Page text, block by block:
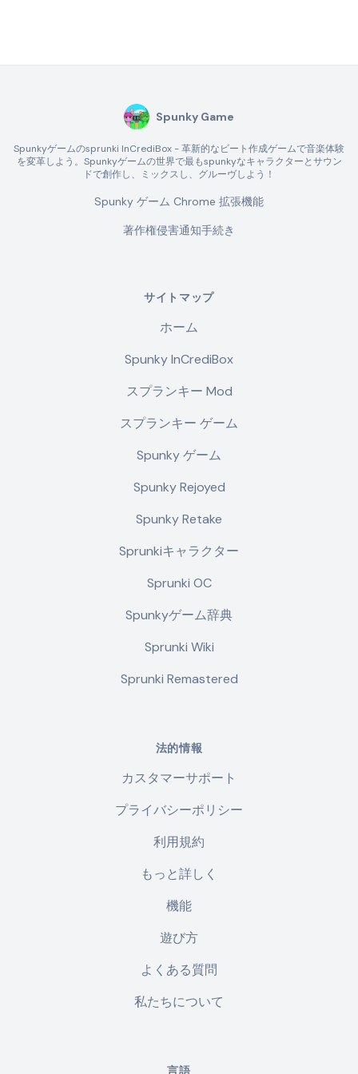
Spunky Game
Spunkyゲームのsprunki InCrediBox - 革新的なビート作成ゲームで音楽体験
を変革しよう。Spunkyゲームの世界で最もspunkyなキャラクターとサウン
ドで創作し、ミックスし、グルーヴしよう！
Spunky ゲーム Chrome 拡張機能
著作権侵害通知手続き
サイトマップ
ホーム
Spunky InCrediBox
スプランキー Mod
スプランキー ゲーム
Spunky ゲーム
Spunky Rejoyed
Spunky Retake
Sprunkiキャラクター
Sprunki OC
Spunkyゲーム辞典
Sprunki Wiki
Sprunki Remastered
法的情報
カスタマーサポート
プライバシーポリシー
利用規約
もっと詳しく
機能
遊び方
よくある質問
私たちについて
言語